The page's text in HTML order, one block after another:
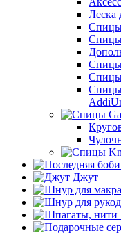
Леска
Спицы
Спицы
Спицы
Спицы
Джут